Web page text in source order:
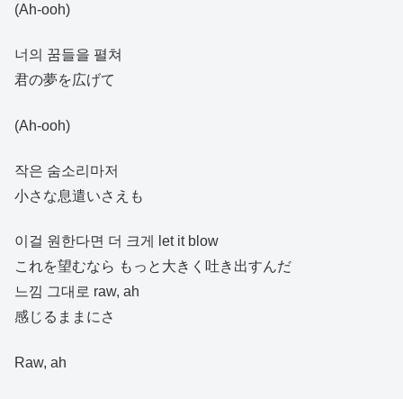
(Ah-ooh)
너의 꿈들을 펼쳐
君の夢を広げて
(Ah-ooh)
작은 숨소리마저
小さな息遣いさえも
이걸 원한다면 더 크게 let it blow
これを望むなら もっと大きく吐き出すんだ
느낌 그대로 raw, ah
感じるままにさ
Raw, ah